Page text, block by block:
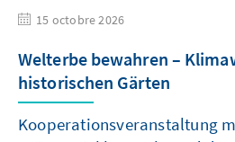
15 octobre 2026
Welterbe bewahren –
historischen Gärten
Kooperationsveranstaltung